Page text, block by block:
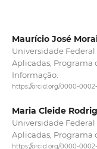
Maurício José
Universidade Federal
Aplicadas, Programa
Informação.
https://orcid.org/0000-
Maria Cleide
Universidade Federal
Aplicadas, Programa
https://orcid.org/0000-0002-